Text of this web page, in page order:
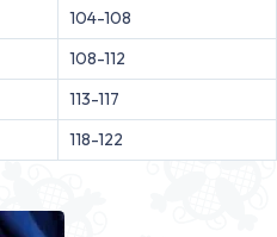
104-108
108-112
113-117
118-122